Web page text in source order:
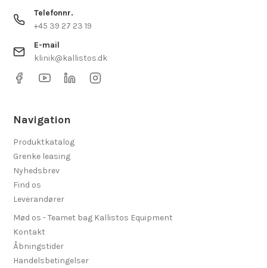
Telefonnr.
+45 39 27 23 19
E-mail
klinik@kallistos.dk
Navigation
Produktkatalog
Grenke leasing
Nyhedsbrev
Find os
Leverandører
Mød os - Teamet bag Kallistos Equipment
Kontakt
Åbningstider
Handelsbetingelser